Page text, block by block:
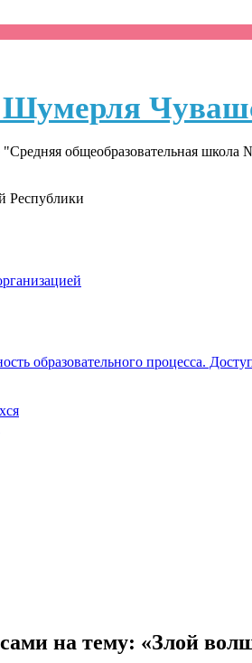
общеобразовательная
образовательного процесса.
на тему: «Злой